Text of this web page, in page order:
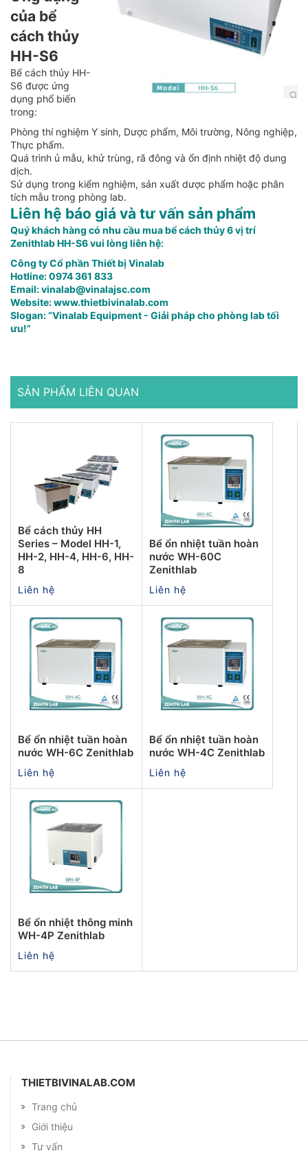
của bể
cách thủy
HH-S6
Bể cách thủy HH-
S6 được ứng
dụng phổ biến
trong:
Phòng thí nghiệm Y sinh, Dược phẩm, Môi trường, Nông nghiệp,
Thực phẩm.
Quá trình ủ mẫu, khử trùng, rã đông và ổn định nhiệt độ dung
dịch.
Sử dụng trong kiểm nghiệm, sản xuất dược phẩm hoặc phân
tích mẫu trong phòng lab.
Liên hệ báo giá và tư vấn sản phẩm
Quý khách hàng có nhu cầu mua bể cách thủy 6 vị trí
Zenithlab HH-S6 vui lòng liên hệ:
Công ty Cổ phần Thiết bị Vinalab
Hotline: 0974 361 833
Email:vinalab@vinalajsc.com
Website:www.thietbivinalab.com
Slogan: “Vinalab Equipment - Giải pháp cho phòng lab tối
ưu!”
SẢN PHẨM LIÊN QUAN
Bể cách thủy HH
Series – Model HH-1,
HH-2, HH-4, HH-6, HH-
8
Liên hệ
Bể ổn nhiệt tuần hoàn
nước WH-60C
Zenithlab
Liên hệ
Bể ổn nhiệt tuần hoàn
nước WH-6C Zenithlab
Liên hệ
Bể ổn nhiệt tuần hoàn
nước WH-4C Zenithlab
Liên hệ
Bể ổn nhiệt thông minh
WH-4P Zenithlab
Liên hệ
THIETBIVINALAB.COM
Trang chủ
Giới thiệu
Tư vấn